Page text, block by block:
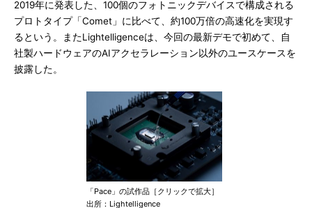
2019年に発表した、100個のフォトニックデバイスで構成される
プロトタイプ「Comet」に比べて、約100万倍の高速化を実現す
るという。またLightelligenceは、今回の最新デモで初めて、自
社製ハードウェアのAIアクセラレーション以外のユースケースを
披露した。
「Pace」の試作品［クリックで拡大］
出所：Lightelligence